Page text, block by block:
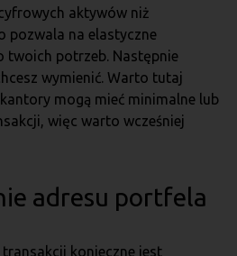
aktywów niż
pozwala na elastyczne
twoich potrzeb. Następnie
wymienić. Warto tutaj
mogą mieć minimalne lub
więc warto wcześniej
adresu portfela
konieczne jest